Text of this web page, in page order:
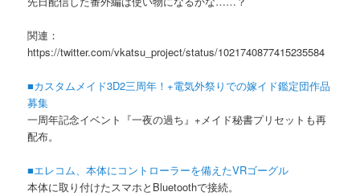
関連：
https://twitter.com/vkatsu_project/status/1021740877415235584
■カスタムメイド3D2三周年！+電気外祭りでの嫁イド鑑定団作品
募集
一周年記念イベント『一夜の過ち』+メイド秘書プリセットも再
配布。
■エレコム、本体にコントローラーを備えたVRゴーグル
本体に取り付けたスマホとBluetoothで接続。